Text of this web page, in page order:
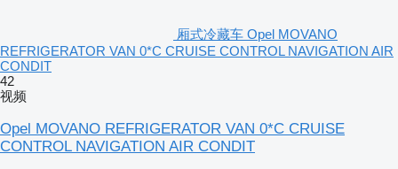
厢式冷藏车 Opel MOVANO
REFRIGERATOR VAN 0*C CRUISE CONTROL NAVIGATION AIR
CONDIT
42
视频
Opel MOVANO REFRIGERATOR VAN 0*C CRUISE
CONTROL NAVIGATION AIR CONDIT